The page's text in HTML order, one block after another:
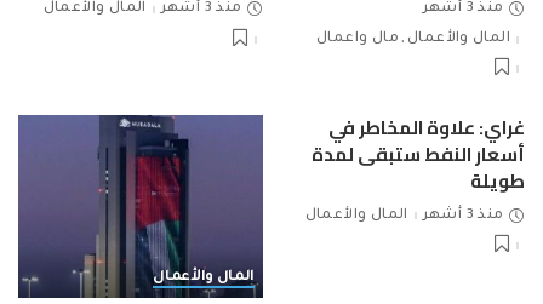
منذ 3 أشهر
المال والأعمال
مال واعمال
منذ 3 أشهر المال والأعمال
غراي: علاوة المخاطر في
أسعار النفط ستبقى لمدة
طويلة
منذ 3 أشهر المال والأعمال
المال والأعمال